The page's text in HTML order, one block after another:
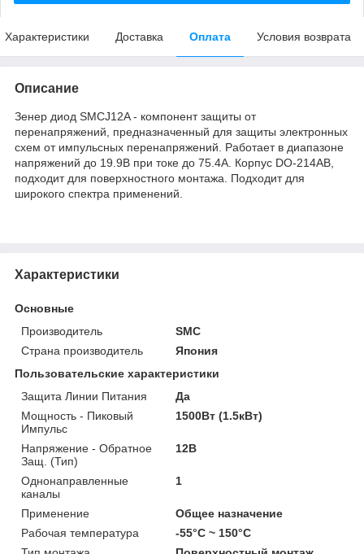
Характеристики Доставка Оплата Условия возврата
Описание
Зенер диод SMCJ12A - компонент защиты от
перенапряжений, предназначенный для защиты электронных
схем от импульсных перенапряжений. Работает в диапазоне
напряжений до 19.9В при токе до 75.4А. Корпус DO-214AB,
подходит для поверхностного монтажа. Подходит для
широкого спектра применений.
Характеристики
Основные
Производитель
SMC
Страна производитель
Япония
Пользовательские характеристики
Защита Линии Питания
Да
Мощность - Пиковый
Импульс
1500Вт (1.5кВт)
Напряжение - Обратное
Защ. (Тип)
12В
Однонаправленные
каналы
1
Применение
Общее назначение
Рабочая температура
-55°С ~ 150°С